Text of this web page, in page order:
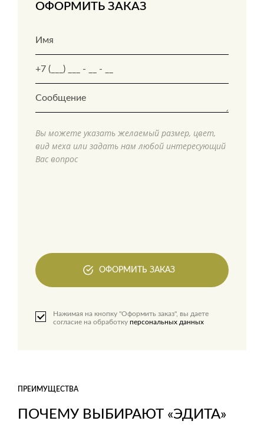
ОФОРМИТЬ ЗАКАЗ
Вы можете указать желаемый размер, цвет,
вид меха или задать нам любой интересующий
Вас вопрос
ОФОРМИТЬ ЗАКАЗ
Нажимая на кнопку "Оформить заказ", вы даете
согласие на обработку персональных данных
ПОЧЕМУ ВЫБИРАЮТ «ЭДИТА»
ПРЕИМУЩЕСТВА